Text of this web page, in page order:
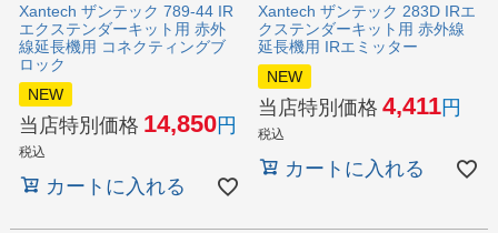
Xantech ザンテック 789-44 IR
エクステンダーキット用 赤外
線延長機用 コネクティングブ
ロック
NEW
当店特別価格 14,850
税込
カートに入れる
Xantech ザンテック 283D IRエ
クステンダーキット用 赤外線
延長機用 IRエミッター
NEW
当店特別価格 4,411
税込
カートに入れる